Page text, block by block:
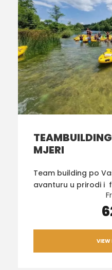
MJERI
Team building po
avanturu u prirodi i
VIEW